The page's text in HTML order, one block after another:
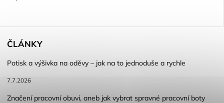
ČLÁNKY
Potisk a výšivka na oděvy – jak na to jednoduše a rychle
7.7.2026
Značení pracovní obuvi, aneb jak vybrat spravné pracovní boty